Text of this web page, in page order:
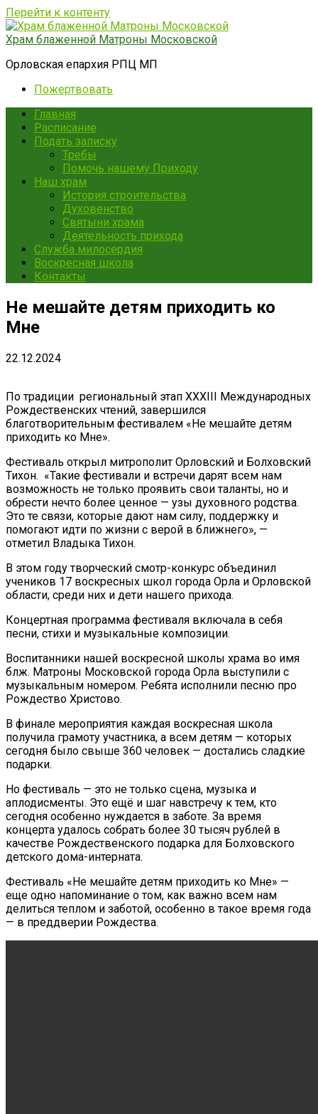
Перейти к контенту
Храм блаженной Матроны Московской
Орловская епархия РПЦ МП
Пожертвовать
Главная
Расписание
Подать записку
Требы
Помочь нашему Приходу
Наш храм
История строительства
Духовенство
Святыни храма
Деятельность прихода
Служба милосердия
Воскресная школа
Контакты
Не мешайте детям приходить ко
Мне
22.12.2024
По традиции региональный этап XXХIII Международных
Рождественских чтений, завершился
благотворительным фестивалем «Не мешайте детям
приходить ко Мне».
Фестиваль открыл митрополит Орловский и Болховский
Тихон. «Такие фестивали и встречи дарят всем нам
возможность не только проявить свои таланты, но и
обрести нечто более ценное — узы духовного родства.
Это те связи, которые дают нам силу, поддержку и
помогают идти по жизни с верой в ближнего», —
отметил Владыка Тихон.
В этом году творческий смотр-конкурс объединил
учеников 17 воскресных школ города Орла и Орловской
области, среди них и дети нашего прихода.
Концертная программа фестиваля включала в себя
песни, стихи и музыкальные композиции.
Воспитанники нашей воскресной школы храма во имя
блж. Матроны Московской города Орла выступили с
музыкальным номером. Ребята исполнили песню про
Рождество Христово.
В финале мероприятия каждая воскресная школа
получила грамоту участника, а всем детям — которых
сегодня было свыше 360 человек — достались сладкие
подарки.
Но фестиваль — это не только сцена, музыка и
аплодисменты. Это ещё и шаг навстречу к тем, кто
сегодня особенно нуждается в заботе. За время
концерта удалось собрать более 30 тысяч рублей в
качестве Рождественского подарка для Болховского
детского дома-интерната.
Фестиваль «Не мешайте детям приходить ко Мне» —
еще одно напоминание о том, как важно всем нам
делиться теплом и заботой, особенно в такое время года
— в преддверии Рождества.